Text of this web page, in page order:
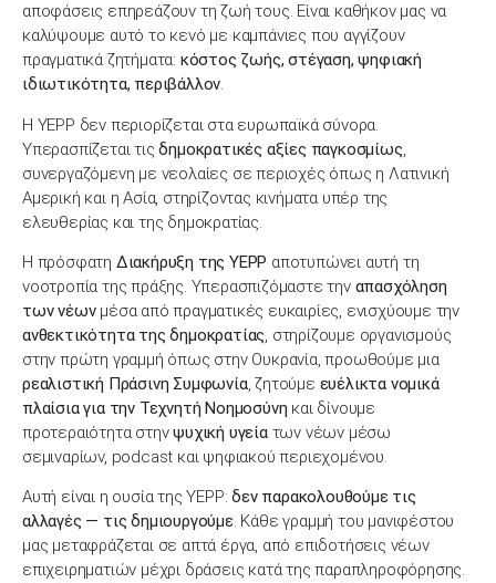
αποφάσεις επηρεάζουν τη ζωή τους. Είναι καθήκον μας να
καλύψουμε αυτό το κενό με καμπάνιες που αγγίζουν
πραγματικά ζητήματα: κόστος ζωής, στέγαση, ψηφιακή
ιδιωτικότητα, περιβάλλον.
Η YEPP δεν περιορίζεται στα ευρωπαϊκά σύνορα.
Υπερασπίζεται τιςδημοκρατικές αξίες παγκοσμίως
συνεργαζόμενη με νεολαίες σε περιοχές όπως η Λατινική
Αμερική και η Ασία, στηρίζοντας κινήματα υπέρ της
ελευθερίας και της δημοκρατίας.
Η πρόσφατη Διακήρυξη της YEPP αποτυπώνει αυτή τη
νοοτροπία της πράξης. Υπερασπιζόμαστε την απασχόληση
των νέωνμέσα από πραγματικές ευκαιρίες, ενισχύουμε την
ανθεκτικότητα της δημοκρατίας, στηρίζουμε οργανισμούς
στην πρώτη γραμμή όπως στην Ουκρανία, προωθούμε μια
ρεαλιστική Πράσινη Συμφωνία, ζητούμε ευέλικτα νομικά
πλαίσια για την Τεχνητή Νοημοσύνη και δίνουμε
προτεραιότητα στηνψυχική υγείατων νέων μέσω
σεμιναρίων, podcast και ψηφιακού περιεχομένου.
Αυτή είναι η ουσία της YEPP:δεν παρακολουθούμε τις
αλλαγές — τις δημιουργούμε. Κάθε γραμμή του μανιφέστου
μας μεταφράζεται σε απτά έργα, από επιδοτήσεις νέων
επιχειρηματιών μέχρι δράσεις κατά της παραπληροφόρησης.